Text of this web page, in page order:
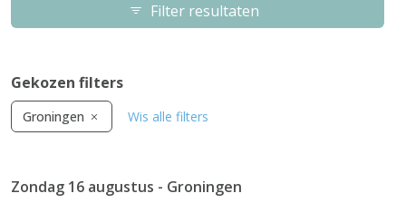
Filter resultaten
Gekozen filters
Groningen Wis alle filters
Zondag 16 augustus - Groningen